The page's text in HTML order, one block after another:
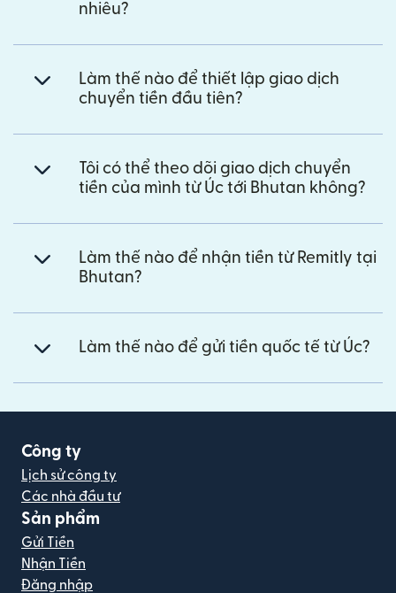
nhiêu?
Làm thế nào để thiết lập giao dịch
chuyển tiền đầu tiên?
Tôi có thể theo dõi giao dịch chuyển
tiền của mình từ Úc tới Bhutan không?
Làm thế nào để nhận tiền từ Remitly tại
Bhutan?
Làm thế nào để gửi tiền quốc tế từ Úc?
Công ty
Lịch sử công ty
Các nhà đầu tư
Sản phẩm
Gửi Tiền
Nhận Tiền
Đăng nhập